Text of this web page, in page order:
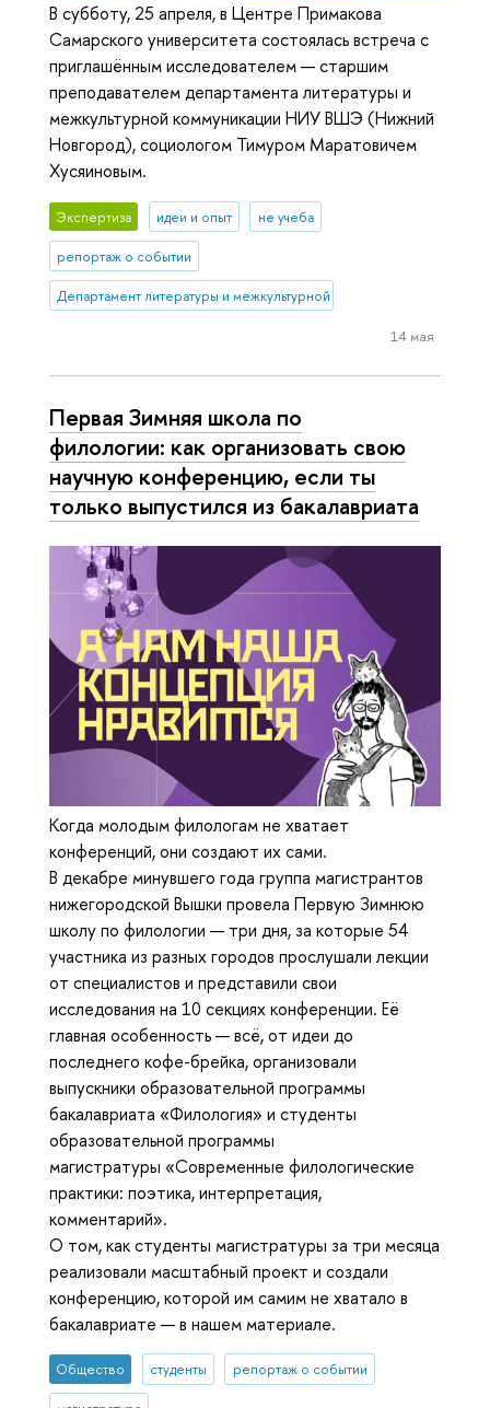
В субботу, 25 апреля, в Центре Примакова
Самарского университета состоялась встреча с
приглашённым исследователем — старшим
преподавателем департамента литературы и
межкультурной коммуникации НИУ ВШЭ (Нижний
Новгород), социологом Тимуром Маратовичем
Хусяиновым.
Экспертиза идеи и опыт не учеба
репортаж о событии
Департамент литературы и межкультурной коммуникации
14 мая
Первая Зимняя школа по
филологии: как организовать свою
научную конференцию, если ты
только выпустился из бакалавриата
Когда молодым филологам не хватает
конференций, они создают их сами.
В декабре минувшего года группа магистрантов
нижегородской Вышки провела Первую Зимнюю
школу по филологии — три дня, за которые 54
участника из разных городов прослушали лекции
от специалистов и представили свои
исследования на 10 секциях конференции. Её
главная особенность — всё, от идеи до
последнего кофе-брейка, организовали
выпускники образовательной программы
бакалавриата «Филология» и студенты
образовательной программы
магистратуры «Современные филологические
практики: поэтика, интерпретация,
комментарий».
О том, как студенты магистратуры за три месяца
реализовали масштабный проект и создали
конференцию, которой им самим не хватало в
бакалавриате — в нашем материале.
Общество студенты репортаж о событии